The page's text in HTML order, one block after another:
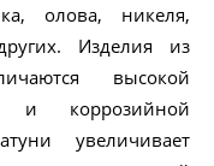
олова, никеля,
Изделия из
высокой
и коррозийной
увеличивает